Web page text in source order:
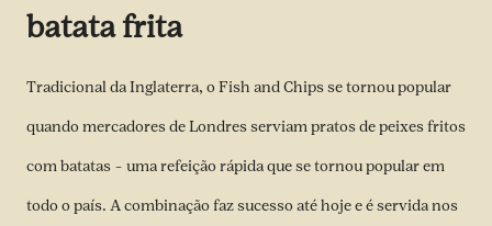
batata frita
Tradicional da Inglaterra, o Fish and Chips se tornou popular
quando mercadores de Londres serviam pratos de peixes fritos
com batatas – uma refeição rápida que se tornou popular em
todo o país. A combinação faz sucesso até hoje e é servida nos